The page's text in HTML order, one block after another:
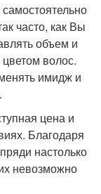
часто, как Вы
объем и
цветом волос.
имидж и
цена и
Благодаря
настолько
невозможно